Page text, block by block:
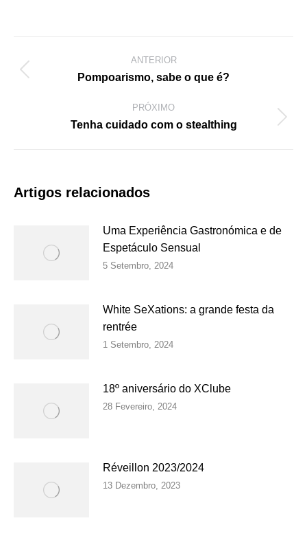
ANTERIOR
Pompoarismo, sabe o que é?
PRÓXIMO
Tenha cuidado com o stealthing
Artigos relacionados
Uma Experiência Gastronómica e de
Espetáculo Sensual
5 Setembro, 2024
White SeXations: a grande festa da
rentrée
1 Setembro, 2024
18º aniversário do XClube
28 Fevereiro, 2024
Réveillon 2023/2024
13 Dezembro, 2023